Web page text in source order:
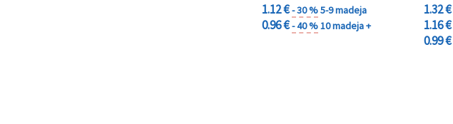
1.12 €- 30 %5-9 madeja
0.96 €- 40 %10 madeja +
1.32 €
1.16 €
0.99 €